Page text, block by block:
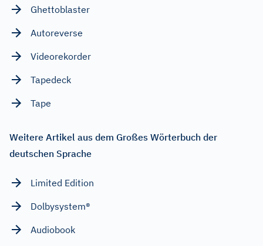
Ghettoblaster
Autoreverse
Videorekorder
Tapedeck
Tape
Weitere Artikel aus dem Großes Wörterbuch der
deutschen Sprache
Limited Edition
Dolbysystem®
Audiobook